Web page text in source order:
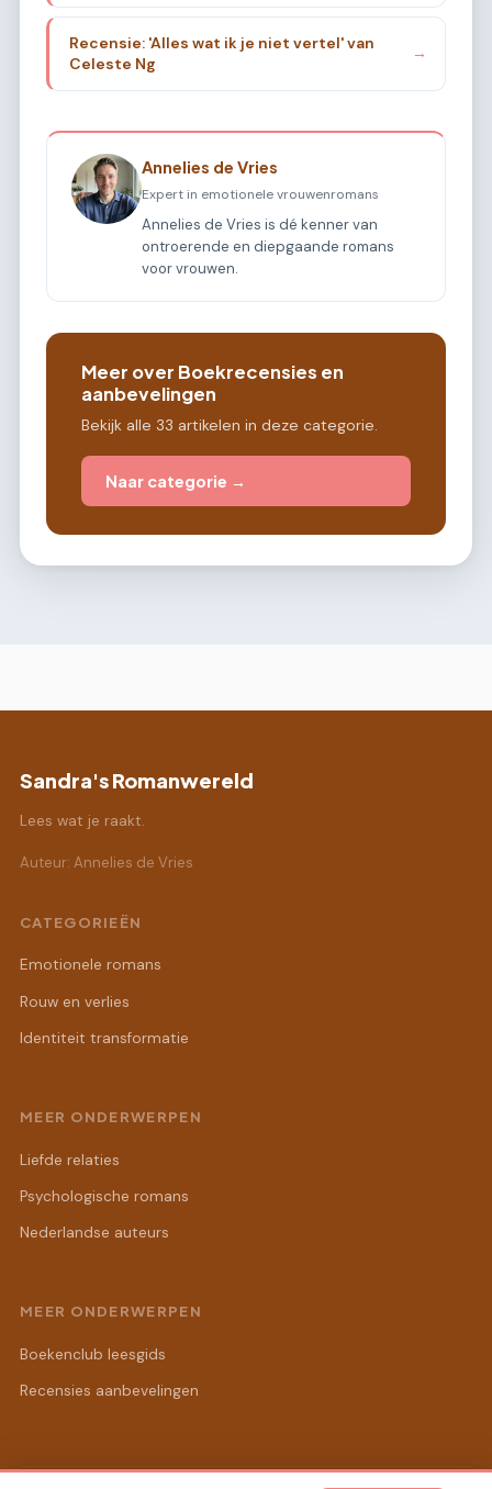
Recensie: 'Alles wat ik je niet vertel' van
Celeste Ng
→
Annelies de Vries
Expert in emotionele vrouwenromans
Annelies de Vries is dé kenner van
ontroerende en diepgaande romans
voor vrouwen.
Meer over Boekrecensies en
aanbevelingen
Bekijk alle 33 artikelen in deze categorie.
Naar categorie →
Sandra's Romanwereld
Lees wat je raakt.
Auteur: Annelies de Vries
CATEGORIEËN
Emotionele romans
Rouw en verlies
Identiteit transformatie
MEER ONDERWERPEN
Liefde relaties
Psychologische romans
Nederlandse auteurs
MEER ONDERWERPEN
Boekenclub leesgids
Recensies aanbevelingen